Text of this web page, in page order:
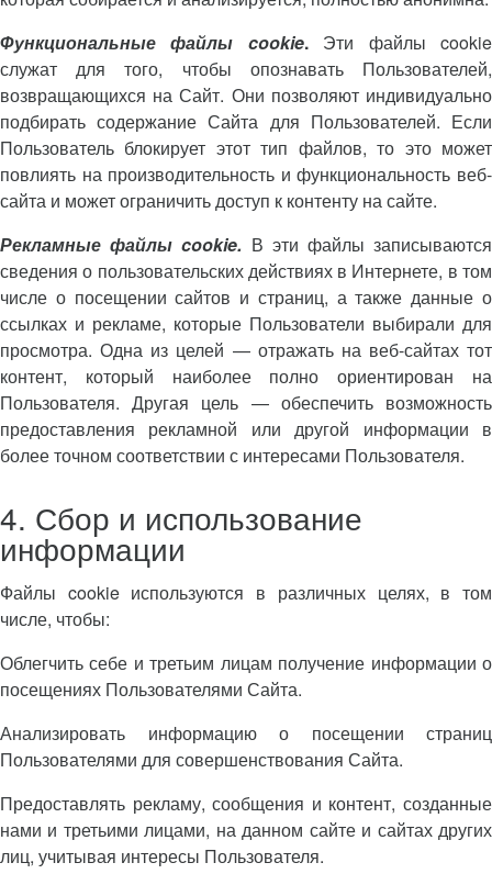
Функциональные файлы cookie.Эти файлы cookie
служат для того, чтобы опознавать Пользователей,
возвращающихся на Сайт. Они позволяют индивидуально
подбирать содержание Сайта для Пользователей. Если
Пользователь блокирует этот тип файлов, то это может
повлиять на производительность и функциональность веб-
сайта и может ограничить доступ к контенту на сайте.
Рекламные файлы cookie. В эти файлы записываются
сведения о пользовательских действиях в Интернете, в том
числе о посещении сайтов и страниц, а также данные о
ссылках и рекламе, которые Пользователи выбирали для
просмотра. Одна из целей — отражать на веб-сайтах тот
контент, который наиболее полно ориентирован на
Пользователя. Другая цель — обеспечить возможность
предоставления рекламной или другой информации в
более точном соответствии с интересами Пользователя.
4. Сбор и использование
информации
Файлы cookie используются в различных целях, в том
числе, чтобы:
Облегчить себе и третьим лицам получение информации о
посещениях Пользователями Сайта.
Анализировать информацию о посещении страниц
Пользователями для совершенствования Сайта.
Предоставлять рекламу, сообщения и контент, созданные
нами и третьими лицами, на данном сайте и сайтах других
лиц, учитывая интересы Пользователя.